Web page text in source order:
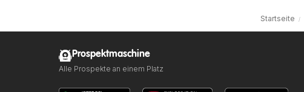
Startseite
Prospektmaschine
Alle Prospekte an einem Platz